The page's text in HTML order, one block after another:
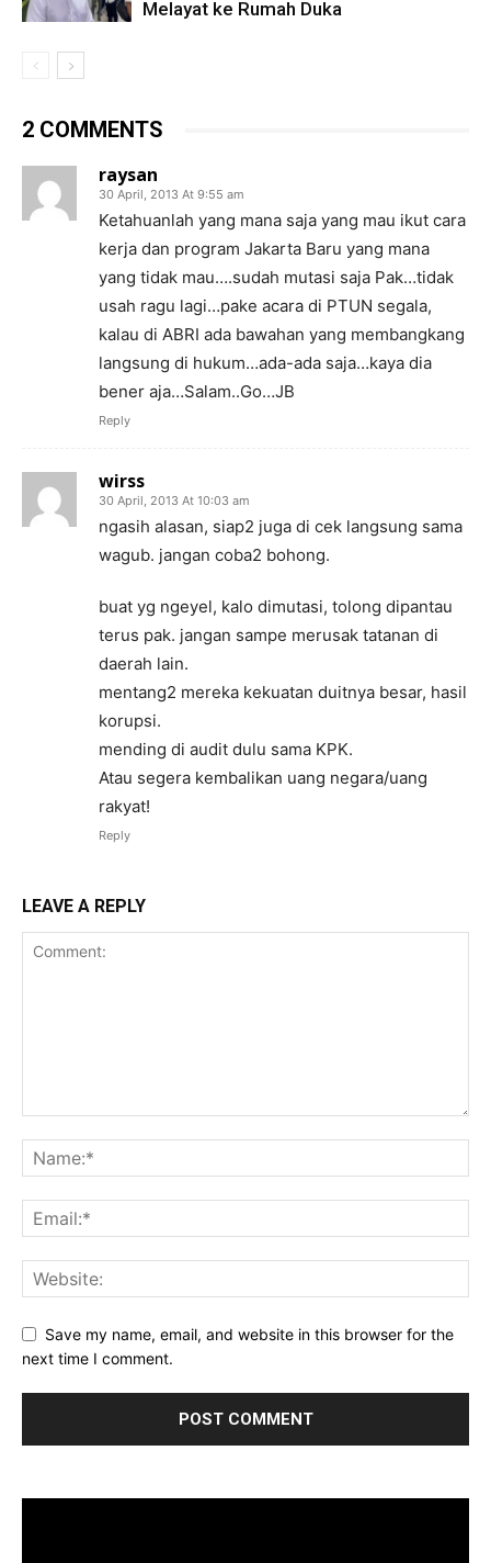
Melayat ke Rumah Duka
2 COMMENTS
raysan
30 April, 2013 At 9:55 am
Ketahuanlah yang mana saja yang mau ikut cara
kerja dan program Jakarta Baru yang mana
yang tidak mau….sudah mutasi saja Pak…tidak
usah ragu lagi…pake acara di PTUN segala,
kalau di ABRI ada bawahan yang membangkang
langsung di hukum…ada-ada saja…kaya dia
bener aja…Salam..Go…JB
Reply
wirss
30 April, 2013 At 10:03 am
ngasih alasan, siap2 juga di cek langsung sama
wagub. jangan coba2 bohong.
buat yg ngeyel, kalo dimutasi, tolong dipantau
terus pak. jangan sampe merusak tatanan di
daerah lain.
mentang2 mereka kekuatan duitnya besar, hasil
korupsi.
mending di audit dulu sama KPK.
Atau segera kembalikan uang negara/uang
rakyat!
Reply
LEAVE A REPLY
Save my name, email, and website in this browser for the
next time I comment.